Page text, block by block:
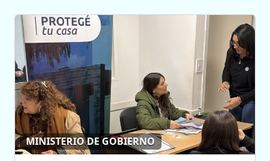
MINISTERIO DE GOBIERNO